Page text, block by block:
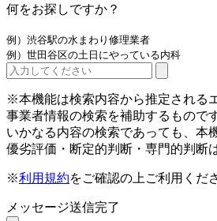
何をお探しですか？
例）渋谷駅の水まわり修理業者
例）世田谷区の土日にやっている内科
※本機能は検索内容から推定される
事業者情報の検索を補助するものです
いかなる内容の検索であっても、本
優劣評価・断定的判断・専門的判断
※利用規約をご確認の上ご利用くだ
メッセージ送信完了